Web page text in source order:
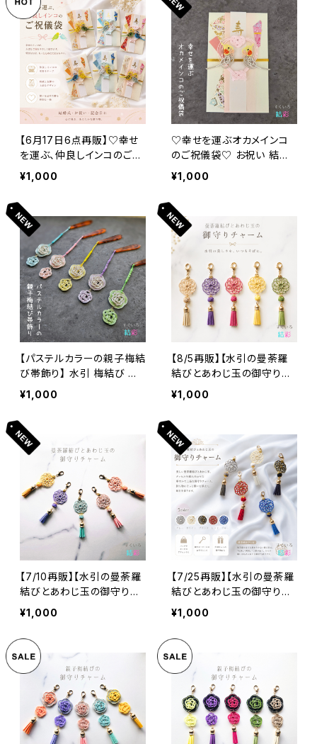
【6月17日6点再販】♡幸せ
を運ぶ、仲良しインコのご祝
儀袋♡ お祝い 結婚祝い 新
築祝い 出産祝い 水引
¥1,000
♡幸せを運ぶオカメインコ
のご祝儀袋♡ お祝い 結婚
祝い 新築祝い 出産祝い 水
¥1,000
【パステルカラーの親子梅結
び帯飾り】 水引 梅結び 帯
飾り 根付け ギフト 着物 浴
¥1,000
【8/5再販】【水引の曼荼羅
結びとあわじ玉の御守りチ
ャーム①】全５色
¥1,000
【7/10再販】【水引の曼荼羅
結びとあわじ玉の御守りチ
ャーム②】全５色
¥1,000
【7/25再販】【水引の曼荼羅
結びとあわじ玉の御守りチ
ャーム③】全５色
¥1,000